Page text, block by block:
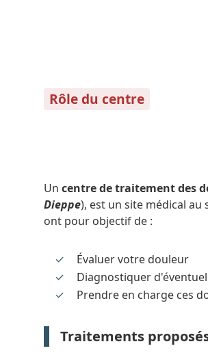
Rôle du centre
Un centre de traitement des
Dieppe), est un site médical
ont pour objectif de :
Évaluer votre douleur
Diagnostiquer
Prendre en charge ces
Traitements